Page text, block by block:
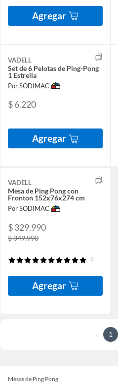
Agregar
VADELL
Set de 6 Pelotas de Ping-Pong
1 Estrella
Por SODIMAC
$ 6.220
Agregar
VADELL
Mesa de Ping Pong con
Fronton 152x76x274 cm
Por SODIMAC
$ 329.990
$ 349.990
(5)
Agregar
1
Mesas de Ping Pong